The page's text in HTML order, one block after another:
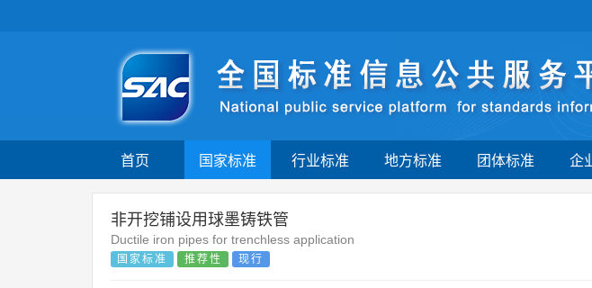
首页 国家标准 行业标准 地方标准 团体标准 企
非开挖铺设用球墨铸铁管
Ductile iron pipes for trenchless application
国家标准 推荐性 现行